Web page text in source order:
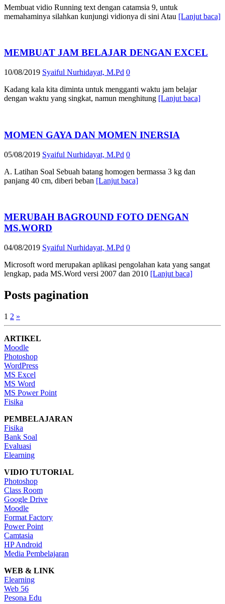
Membuat vidio Running text dengan catamsia 9, untuk
memahaminya silahkan kunjungi vidionya di sini Atau [Lanjut baca]
MEMBUAT JAM BELAJAR DENGAN EXCEL
10/08/2019 Syaiful Nurhidayat, M.Pd 0
Kadang kala kita diminta untuk mengganti waktu jam belajar
dengan waktu yang singkat, namun menghitung [Lanjut baca]
MOMEN GAYA DAN MOMEN INERSIA
05/08/2019 Syaiful Nurhidayat, M.Pd 0
A. Latihan Soal Sebuah batang homogen bermassa 3 kg dan
panjang 40 cm, diberi beban [Lanjut baca]
MERUBAH BAGROUND FOTO DENGAN
MS.WORD
04/08/2019 Syaiful Nurhidayat, M.Pd 0
Microsoft word merupakan aplikasi pengolahan kata yang sangat
lengkap, pada MS.Word versi 2007 dan 2010 [Lanjut baca]
Posts pagination
1 2 »
ARTIKEL
Moodle
Photoshop
WordPress
MS Excel
MS Word
MS Power Point
Fisika
PEMBELAJARAN
Fisika
Bank Soal
Evaluasi
Elearning
VIDIO TUTORIAL
Photoshop
Class Room
Google Drive
Moodle
Format Factory
Power Point
Camtasia
HP Android
Media Pembelajaran
WEB & LINK
Elearning
Web 56
Pesona Edu